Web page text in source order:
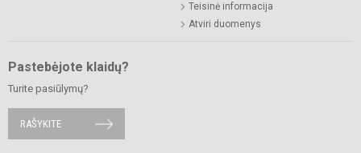
Teisinė informacija
Atviri duomenys
Pastebėjote klaidų?
Turite pasiūlymų?
RAŠYKITE